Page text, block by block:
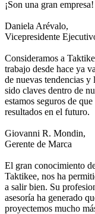
¡Son una gran empresa!
Daniela Arévalo,
Vicepresidente
Consideramos a
trabajo desde hace ya
de nuevas tendencias
sido claves dentro de
estamos seguros de
resultados en el futuro.
Giovanni R. Mondin,
Gerente de Marca
El gran conocimiento
Taktikee, nos ha
a salir bien. Su
asesoría ha generado
proyectemos mucho